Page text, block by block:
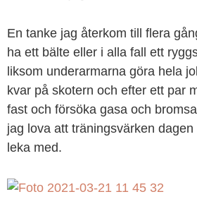
En tanke jag återkom till flera
ha ett bälte eller i alla fall ett
liksom underarmarna göra hela
kvar på skotern och efter ett par
fast och försöka gasa och
jag lova att träningsvärken
leka med.